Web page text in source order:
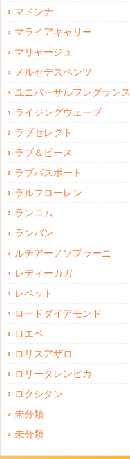
マドンナ
マライアキャリー
マリャージュ
メルセデスベンツ
ユニバーサルフレグランス
ライジングウェーブ
ラブセレクト
ラブ＆ピース
ラブパスポート
ラルフローレン
ランコム
ランバン
ルチアーノソプラーニ
レディーガガ
レペット
ロードダイアモンド
ロエベ
ロリスアザロ
ロリータレンピカ
ロクシタン
未分類
未分類